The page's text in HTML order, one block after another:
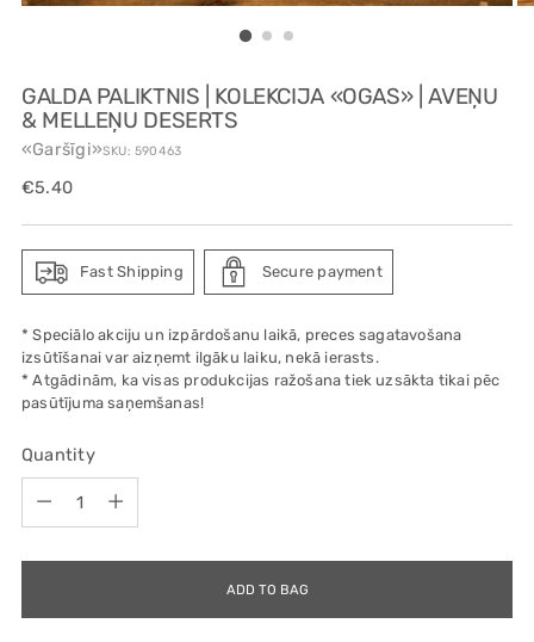
GALDA PALIKTNIS | KOLEKCIJA «OGAS» | AVEŅU
& MELLEŅU DESERTS
«Garšīgi»SKU: 590463
Regular
€5.40
Fast Shipping Secure payment
* Speciālo akciju un izpārdošanu laikā, preces sagatavošana
izsūtīšanai var aizņemt ilgāku laiku, nekā ierasts.
* Atgādinām, ka visas produkcijas ražošana tiek uzsākta tikai pēc
pasūtījuma saņemšanas!
Quantity
ADD TO BAG